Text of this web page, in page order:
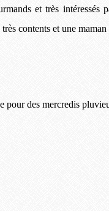
et très intéressés
contents et une
pour des mercredis